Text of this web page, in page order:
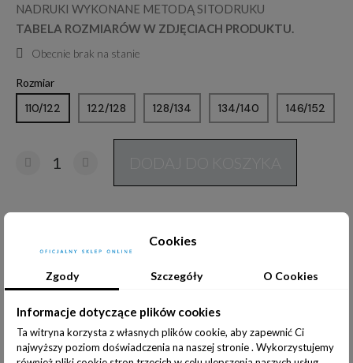
NADRUKI WYKONANE METODĄ SITODRUKU
TABELA ROZMIARÓW W ZDJĘCIACH PRODUKTU.
Obecnie brak na stanie
Rozmiar
110/122 122/128 128/134 134/140 146/152
Opis produktuInformacje dodatkowe
Cookies
Zgody Szczegóły O Cookies
Informacje dotyczące plików cookies
Ta witryna korzysta z własnych plików cookie, aby zapewnić Ci
najwyższy poziom doświadczenia na naszej stronie . Wykorzystujemy